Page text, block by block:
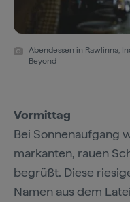
Abendessen in Rawlinna,
Beyond
Vormittag
Bei Sonnenaufgang
markanten, rauen
begrüßt. Diese
Namen aus dem